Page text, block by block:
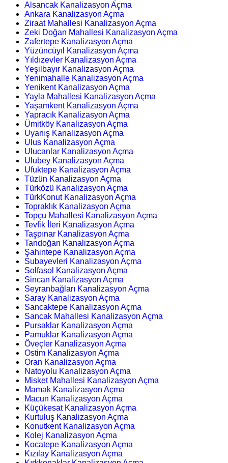
Alsancak Kanalizasyon Açma
Ankara Kanalizasyon Açma
Ziraat Mahallesi Kanalizasyon Açma
Zeki Doğan Mahallesi Kanalizasyon Açma
Zafertepe Kanalizasyon Açma
Yüzüncüyıl Kanalizasyon Açma
Yıldızevler Kanalizasyon Açma
Yeşilbayır Kanalizasyon Açma
Yenimahalle Kanalizasyon Açma
Yenikent Kanalizasyon Açma
Yayla Mahallesi Kanalizasyon Açma
Yaşamkent Kanalizasyon Açma
Yapracık Kanalizasyon Açma
Ümitköy Kanalizasyon Açma
Uyanış Kanalizasyon Açma
Ulus Kanalizasyon Açma
Ulucanlar Kanalizasyon Açma
Ulubey Kanalizasyon Açma
Ufuktepe Kanalizasyon Açma
Tüzün Kanalizasyon Açma
Türközü Kanalizasyon Açma
TürkKonut Kanalizasyon Açma
Topraklık Kanalizasyon Açma
Topçu Mahallesi Kanalizasyon Açma
Tevfik İleri Kanalizasyon Açma
Taşpınar Kanalizasyon Açma
Tandoğan Kanalizasyon Açma
Şahintepe Kanalizasyon Açma
Subayevleri Kanalizasyon Açma
Solfasol Kanalizasyon Açma
Sincan Kanalizasyon Açma
Seyranbağları Kanalizasyon Açma
Saray Kanalizasyon Açma
Sancaktepe Kanalizasyon Açma
Sancak Mahallesi Kanalizasyon Açma
Pursaklar Kanalizasyon Açma
Pamuklar Kanalizasyon Açma
Öveçler Kanalizasyon Açma
Ostim Kanalizasyon Açma
Oran Kanalizasyon Açma
Natoyolu Kanalizasyon Açma
Misket Mahallesi Kanalizasyon Açma
Mamak Kanalizasyon Açma
Macun Kanalizasyon Açma
Küçükesat Kanalizasyon Açma
Kurtuluş Kanalizasyon Açma
Konutkent Kanalizasyon Açma
Kolej Kanalizasyon Açma
Kocatepe Kanalizasyon Açma
Kızılay Kanalizasyon Açma